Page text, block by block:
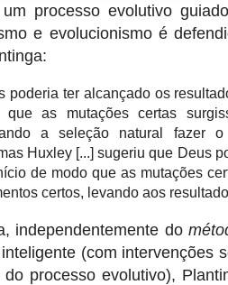
processo evolutivo
e evolucionismo é
poderia ter alcançado os
que as mutações certas
a seleção natural fazer o
Huxley [...] sugeriu que Deus
de modo que as mutações
certos, levando aos
independentemente do
(com intervenções
processo evolutivo),